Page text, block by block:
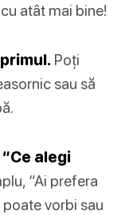
atât mai bine!
Poți
sau să
alegi
“Ai prefera
vorbi sau